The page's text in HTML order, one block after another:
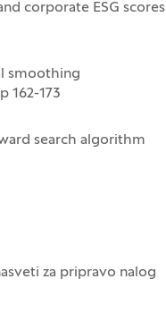
corporate ESG scores
smoothing
162-173
search algorithm
za pripravo nalog